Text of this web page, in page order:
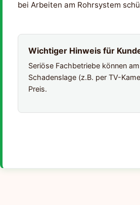
bei Arbeiten am Rohrsystem
Wichtiger Hinweis für
Seriöse Fachbetriebe können
Schadenslage (z.B. per TV-
Preis.